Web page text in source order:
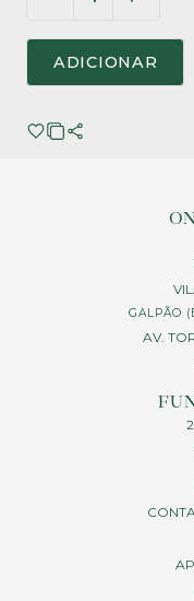
ADICIONAR
GALPÃO
AV.